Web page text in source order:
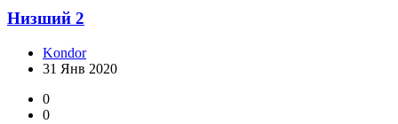
Низший 2
Kondor
31 Янв 2020
0
0